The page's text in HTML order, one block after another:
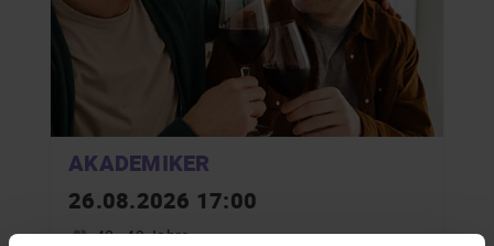
AKADEMIKER
26.08.2026 17:00
40 - 49 Jahre